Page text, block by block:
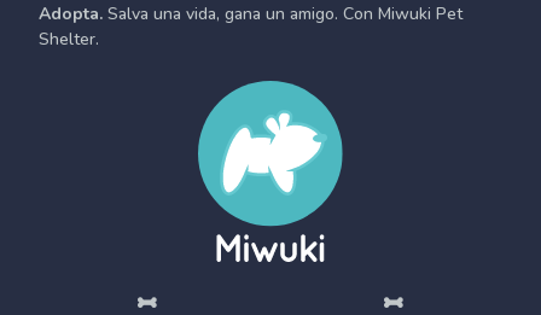
Adopta. Salva una vida, gana un amigo. Con Miwuki Pet
Shelter.